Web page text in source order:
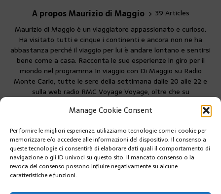
Manage Cookie Consent
Per fornire le migliori esperienze, utilizziamo tecnologie come i cookie per
memorizzare e/o accedere alle informazioni del dispositivo. Il consenso a
queste tecnologie ci consentirà di elaborare dati quali il comportamento di
navigazione o gli ID univoci su questo sito. Il mancato consenso o la
revoca del consenso possono influire negativamente su alcune
caratteristiche e funzioni.
A propos Maurizio di Maggio
39 Articles
Maurizio di Maggio è un viaggiatore appassionato e curioso.
Ha visitato tutti e cinque i continenti e ancora non ne ha
abbastanza perché il viaggio per lui è andare lontano e sentirsi
bene come a casa. Racconta le sue esperienze in giro per il
mondo nel programma In viaggio con Di Maggio su Radio
Monte Carlo, tutte le sere della settimana dalle 20 alle 22 e
sulla web radio RMC Voyage Voyage, oltre che su
PRÉCÉDENT
VISITA TECNICA DEI VEICOLI: FINE DELLA RADIAZIONE
IN CASO DI RITARDO